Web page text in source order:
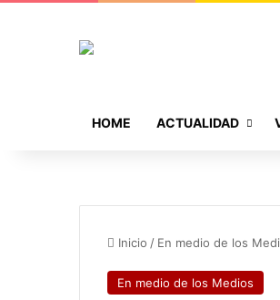
HOME ACTUALIDAD
Inicio / En medio de los
En medio de los Medios